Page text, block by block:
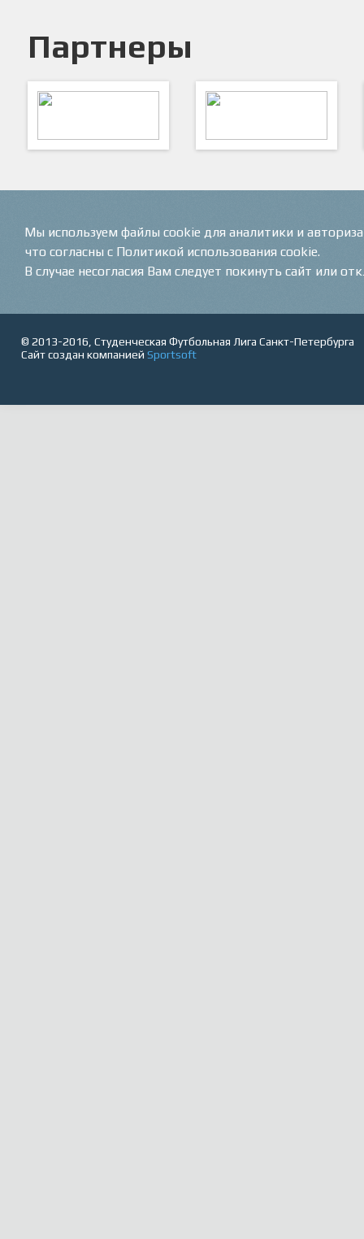
Партнеры
© 2013-2016, Студенческая Футбольная Лига Санкт-Петербурга
Сайт создан компанией Sportsoft
Мы используем файлы cookie для аналитики и
что согласны с Политикой использования cookie.
В случае несогласия Вам следует покинуть сайт или